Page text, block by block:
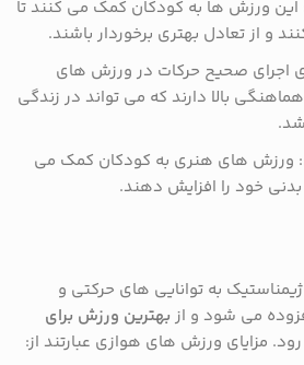
این ورزش ها به کودکان کمک می کنند تا
و از تعادل بهتری برخوردار باشند.
اجرای صحیح حرکات در ورزش های
بالا دارند که می تواند در زندگی
ورزش های هنری به کودکان کمک می
خود را افزایش دهند.
به توانایی های حرکتی و
می شود و از بهترین ورزش برای
مزایای ورزش های هوازی عبارتند از: